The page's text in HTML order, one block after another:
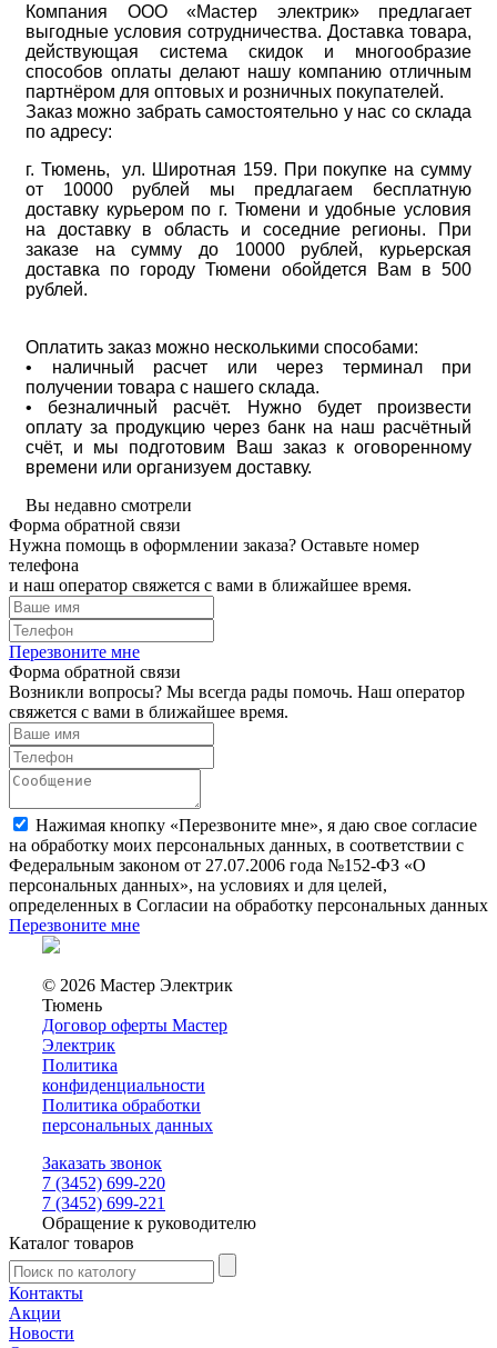
Компания ООО «Мастер электрик» предлагает
выгодные условия сотрудничества. Доставка товара,
действующая система скидок и многообразие
способов оплаты делают нашу компанию отличным
партнёром для оптовых и розничных покупателей.
Заказ можно забрать самостоятельно у нас со склада
по адресу:
г. Тюмень, ул. Широтная 159. При покупке на сумму
от 10000 рублей мы предлагаем бесплатную
доставку курьером по г. Тюмени и удобные условия
на доставку в область и соседние регионы. При
заказе на сумму до 10000 рублей, курьерская
доставка по городу Тюмени обойдется Вам в 500
рублей.
Оплатить заказ можно несколькими способами:
• наличный расчет или через терминал при
получении товара с нашего склада.
• безналичный расчёт. Нужно будет произвести
оплату за продукцию через банк на наш расчётный
счёт, и мы подготовим Ваш заказ к оговоренному
времени или организуем доставку.
Вы недавно смотрели
Форма обратной связи
Нужна помощь в оформлении заказа? Оставьте номер
телефона
и наш оператор свяжется с вами в ближайшее время.
Перезвоните мне
Форма обратной связи
Возникли вопросы? Мы всегда рады помочь. Наш оператор
свяжется с вами в ближайшее время.
Нажимая кнопку «Перезвоните мне», я даю свое согласие
на обработку моих персональных данных, в соответствии с
Федеральным законом от 27.07.2006 года №152-ФЗ «О
персональных данных», на условиях и для целей,
определенных в Согласии на обработку персональных данных
Перезвоните мне
© 2026 Мастер Электрик
Тюмень
Договор оферты Мастер
Электрик
Политика
конфиденциальности
Политика обработки
персональных данных
Заказать звонок
7 (3452) 699-220
7 (3452) 699-221
Обращение к руководителю
Каталог товаров
Контакты
Акции
Новости